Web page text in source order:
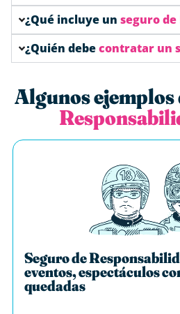
¿Qué incluye un seguro de
¿Quién debecontratar un
Algunos ejemplos
Seguro de
eventos, espectáculos
quedadas